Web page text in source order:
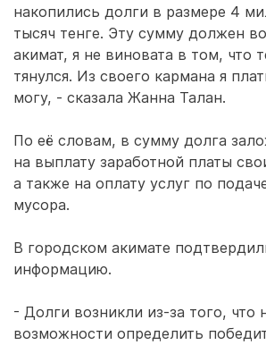
накопились долги в размере 4
тысяч тенге. Эту сумму должен
акимат, я не виновата в том, что
тянулся. Из своего кармана я
могу, - сказала Жанна Талан.
По её словам, в сумму долга
на выплату заработной платы
а также на оплату услуг по
мусора.
В городском акимате
информацию.
- Долги возникли из-за того, что
возможности определить